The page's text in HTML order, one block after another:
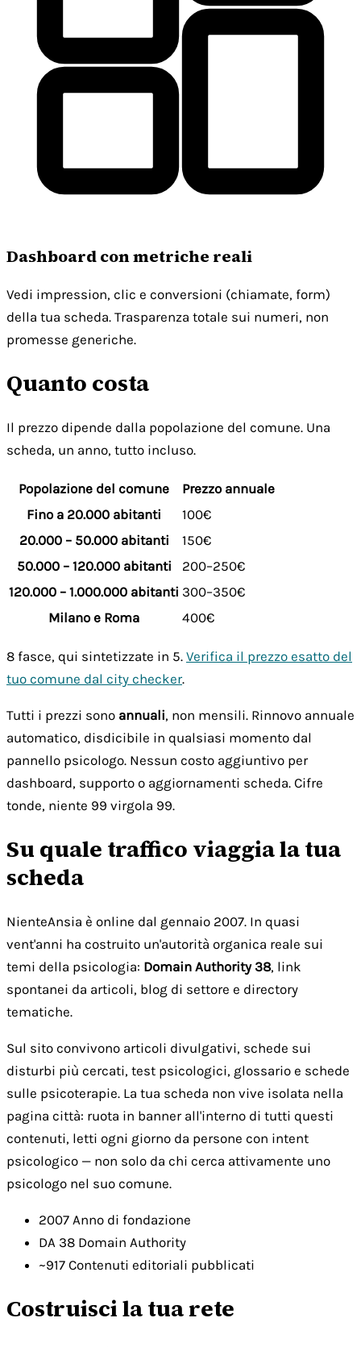
Dashboard con metriche reali
Vedi impression, clic e conversioni (chiamate, form)
della tua scheda. Trasparenza totale sui numeri, non
promesse generiche.
Quanto costa
Il prezzo dipende dalla popolazione del comune. Una
scheda, un anno, tutto incluso.
Popolazione del comune
Prezzo annuale
Fino a 20.000 abitanti
100€
20.000 – 50.000 abitanti
150€
50.000 – 120.000 abitanti
200–250€
120.000 – 1.000.000 abitanti 300–350€
Milano e Roma
400€
8 fasce, qui sintetizzate in 5. Verifica il prezzo esatto del
tuo comune dal city checker.
Tutti i prezzi sono annuali, non mensili. Rinnovo annuale
automatico, disdicibile in qualsiasi momento dal
pannello psicologo. Nessun costo aggiuntivo per
dashboard, supporto o aggiornamenti scheda. Cifre
tonde, niente 99 virgola 99.
Su quale traffico viaggia la tua
scheda
NienteAnsia è online dal gennaio 2007. In quasi
vent'anni ha costruito un'autorità organica reale sui
temi della psicologia: Domain Authority 38, link
spontanei da articoli, blog di settore e directory
tematiche.
Sul sito convivono articoli divulgativi, schede sui
disturbi più cercati, test psicologici, glossario e schede
sulle psicoterapie. La tua scheda non vive isolata nella
pagina città: ruota in banner all'interno di tutti questi
contenuti, letti ogni giorno da persone con intent
psicologico — non solo da chi cerca attivamente uno
psicologo nel suo comune.
2007 Anno di fondazione
DA 38 Domain Authority
~917 Contenuti editoriali pubblicati
Costruisci la tua rete